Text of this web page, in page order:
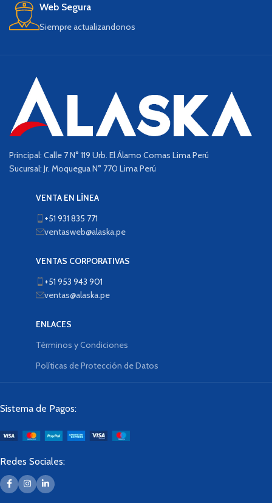
Web Segura
Siempre actualizandonos
Principal: Calle 7 N° 119 Urb. El Álamo Comas Lima Perú
Sucursal: Jr. Moquegua N° 770 Lima Perú
VENTA EN LÍNEA
+51 931 835 771
ventasweb@alaska.pe
VENTAS CORPORATIVAS
+51 953 943 901
ventas@alaska.pe
ENLACES
Términos y Condiciones
Políticas de Protección de Datos
Sistema de Pagos:
Redes Sociales: